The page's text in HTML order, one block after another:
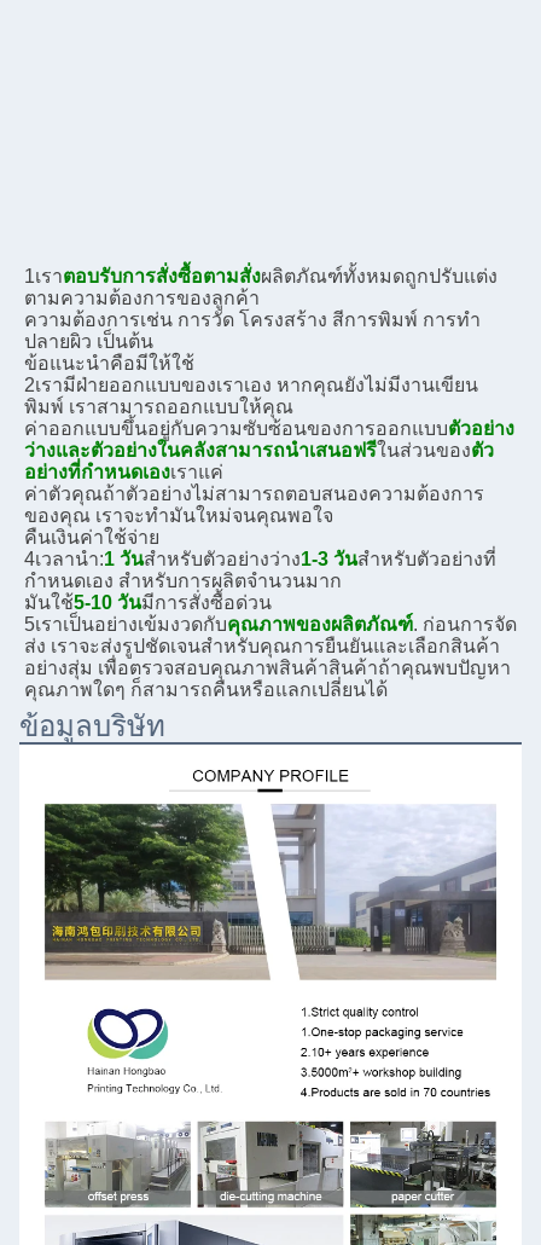
1เราตอบรับการสั่งซื้อตามสั่งผลิตภัณฑ์ทั้งหมดถูกปรับแต่ง
ตามความต้องการของลูกค้า
ความต้องการเช่น การวัด โครงสร้าง สีการพิมพ์ การทํา
ปลายผิว เป็นต้น
ข้อแนะนําคือมีให้ใช้
2เรามีฝ่ายออกแบบของเราเอง หากคุณยังไม่มีงานเขียน
พิมพ์ เราสามารถออกแบบให้คุณ
ค่าออกแบบขึ้นอยู่กับความซับซ้อนของการออกแบบตัวอย่าง
ว่างและตัวอย่างในคลังสามารถนําเสนอฟรีในส่วนของตัว
อย่างที่กําหนดเองเราแค่
ค่าตัวคุณถ้าตัวอย่างไม่สามารถตอบสนองความต้องการ
ของคุณ เราจะทํามันใหม่จนคุณพอใจ
คืนเงินค่าใช้จ่าย
4เวลานํา:1 วันสําหรับตัวอย่างว่าง1-3 วันสําหรับตัวอย่างที่
กําหนดเอง สําหรับการผลิตจํานวนมาก
มันใช้5-10 วันมีการสั่งซื้อด่วน
5เราเป็นอย่างเข้มงวดกับคุณภาพของผลิตภัณฑ์. ก่อนการจัด
ส่ง เราจะส่งรูปชัดเจนสําหรับคุณการยืนยันและเลือกสินค้า
อย่างสุ่ม เพื่อตรวจสอบคุณภาพสินค้าสินค้าถ้าคุณพบปัญหา
คุณภาพใดๆ ก็สามารถคืนหรือแลกเปลี่ยนได้
ข้อมูลบริษัท